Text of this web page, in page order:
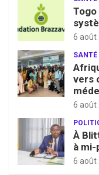
6 août
SANTÉ
vers
6 août
À
à
6 août